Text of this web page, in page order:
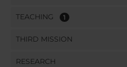
TEACHING 1
THIRD MISSION
RESEARCH